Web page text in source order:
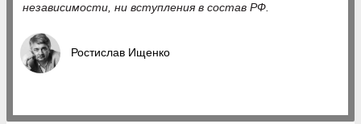
независимости, ни вступления в состав РФ.
Ростислав Ищенко